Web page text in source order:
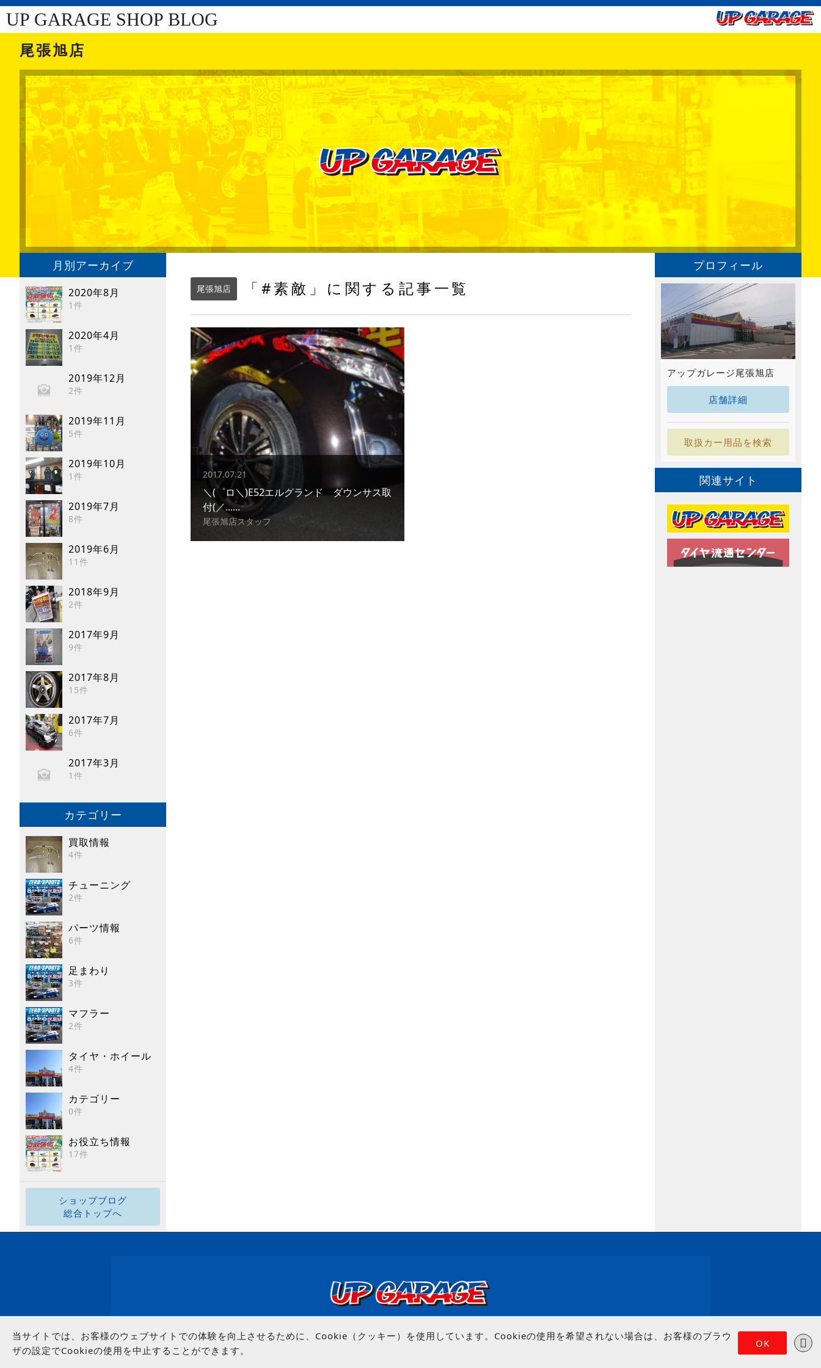
UP GARAGE SHOP BLOG
尾張旭店
月別アーカイブ
2020年8月
1件
2020年4月
1件
2019年12月
2件
2019年11月
5件
2019年10月
1件
2019年7月
8件
2019年6月
11件
2018年9月
2件
2017年9月
9件
2017年8月
15件
2017年7月
6件
2017年3月
1件
カテゴリー
買取情報
4件
チューニング
2件
パーツ情報
6件
足まわり
3件
マフラー
2件
タイヤ・ホイール
4件
カテゴリー
0件
お役立ち情報
17件
ショップブログ
総合トップへ
尾張旭店 「#素敵」に関する記事一覧
2017.07.21
＼(゜ロ＼)E52エルグランド ダウンサス取
付(／......
尾張旭店スタッフ
プロフィール
アップガレージ尾張旭店
店舗詳細
取扱カー用品を検索
関連サイト
OK
当サイトでは、お客様のウェブサイトでの体験を向上させるために、Cookie（クッキー）を使用しています。Cookieの使用を希望されない場合は、お客様のブラウ
ザの設定でCookieの使用を中止することができます。